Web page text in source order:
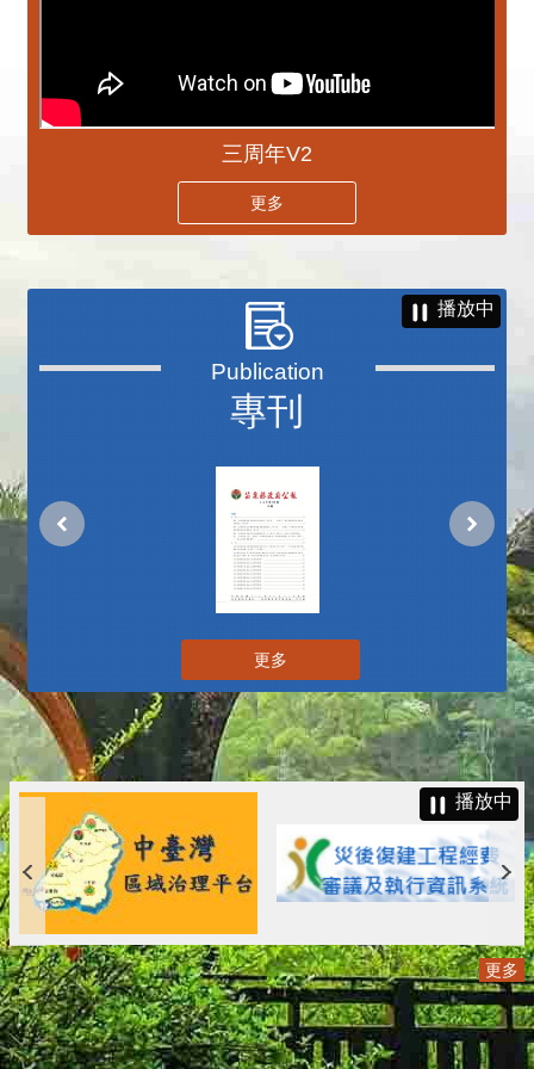
三周年V2
更多
專刊
播放中
更多
播放中
更多